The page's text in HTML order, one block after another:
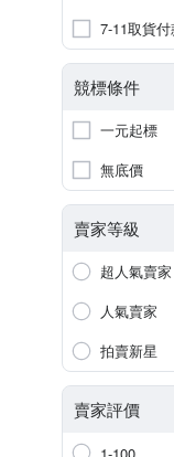
7-11取貨付
競標條件
一元起標
無底價
賣家等級
超人氣賣家
人氣賣家
拍賣新星
賣家評價
1-100